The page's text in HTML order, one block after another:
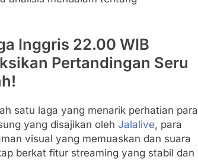
Inggris 22.00 WIB
Pertandingan Seru
satu laga yang menarik perhatian para
yang disajikan oleh Jalalive, para
visual yang memuaskan dan suara
berkat fitur streaming yang stabil dan